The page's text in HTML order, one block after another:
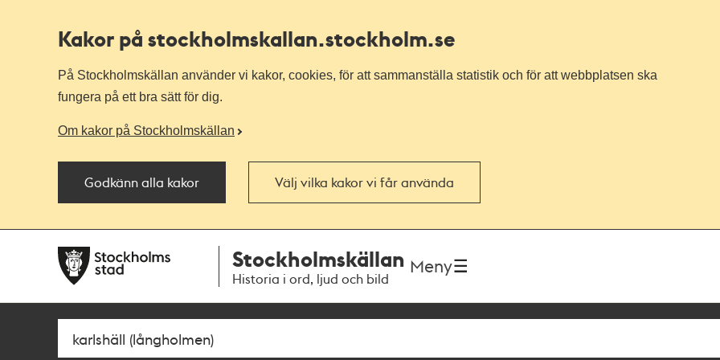
Kakor på stockholmskallan.stockholm.se
På Stockholmskällan använder vi kakor, cookies, för att sammanställa statistik och för att webbplatsen ska
fungera på ett bra sätt för dig.
Om kakor på Stockholmskällan
Godkänn alla kakor Välj vilka kakor vi får använda
navigationen
huvudinnehållet
Stockholmskällan
Historia i ord, ljud och bild
Meny
Sök